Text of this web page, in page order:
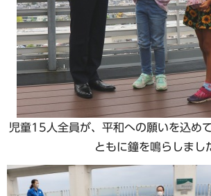
児童15人全員が、平和への願いを込め
ともに鐘を鳴らしまし